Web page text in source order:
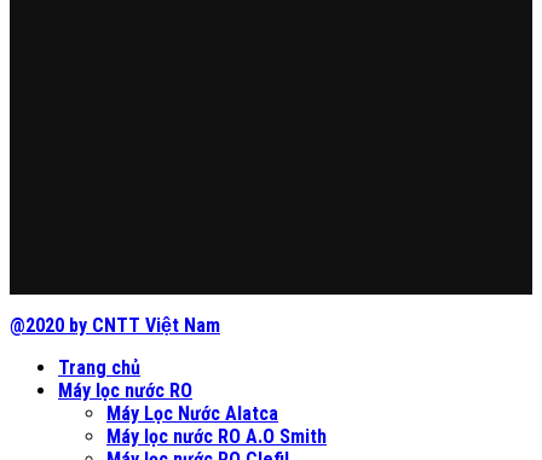
@2020 by CNTT Việt Nam
Trang chủ
Máy lọc nước RO
Máy Lọc Nước Alatca
Máy lọc nước RO A.O Smith